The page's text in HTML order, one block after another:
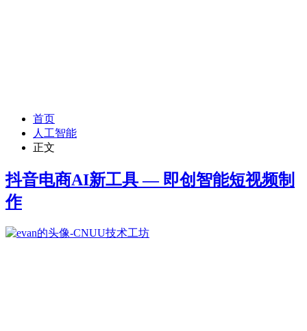
首页
人工智能
正文
抖音电商AI新工具 — 即创智能短视频制
作